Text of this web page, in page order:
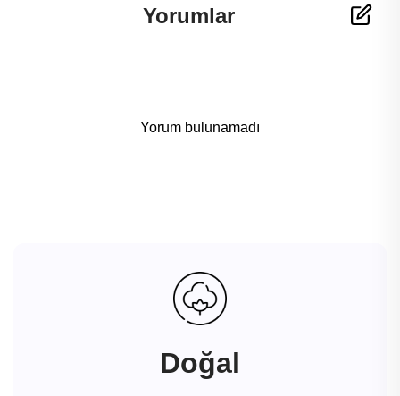
Yorumlar
Yorum bulunamadı
Doğal